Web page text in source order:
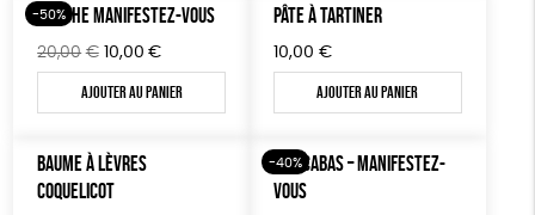
-50%
AFFICHE MANIFESTEZ-VOUS
20,00 € Le
prix
initial
20,00€.
10,00 €Le
prix
actuel
Ajouter au panier
PÂTE À TARTINER
10,00 €
Ajouter au panier
BAUME À LÈVRES
COQUELICOT
-40%
SAC CABAS – MANIFESTEZ-
VOUS